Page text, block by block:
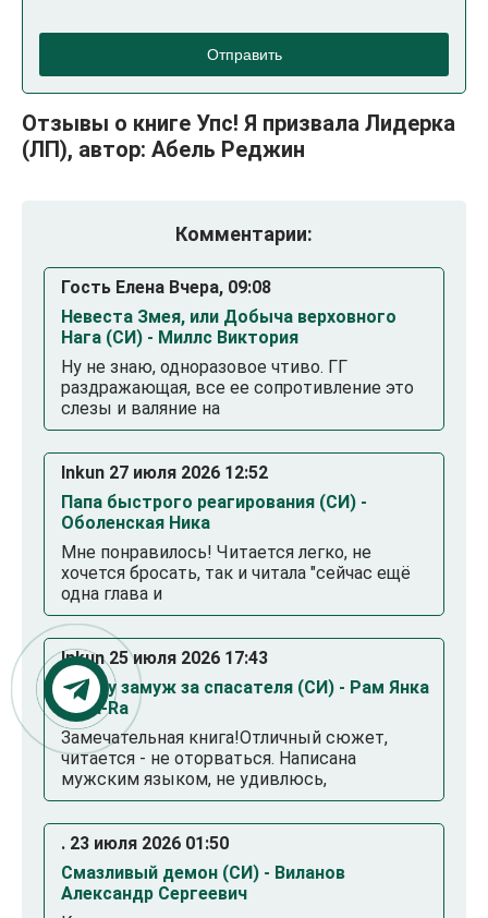
Отправить
Отзывы о книге Упс! Я призвала Лидерка
(ЛП), автор: Абель Реджин
Комментарии:
Гость Елена Вчера, 09:08
Невеста Змея, или Добыча верховного
Нага (СИ) - Миллс Виктория
Ну не знаю, одноразовое чтиво. ГГ
раздражающая, все ее сопротивление это
слезы и валяние на
Inkun 27 июля 2026 12:52
Папа быстрого реагирования (СИ) -
Оболенская Ника
Мне понравилось! Читается легко, не
хочется бросать, так и читала "сейчас ещё
одна глава и
Inkun 25 июля 2026 17:43
Выйду замуж за спасателя (СИ) - Рам Янка
Янка-Ra
Замечательная книга!Отличный сюжет,
читается - не оторваться. Написана
мужским языком, не удивлюсь,
. 23 июля 2026 01:50
Смазливый демон (СИ) - Виланов
Александр Сергеевич